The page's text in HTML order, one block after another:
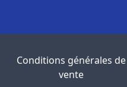
Conditions générales de
vente